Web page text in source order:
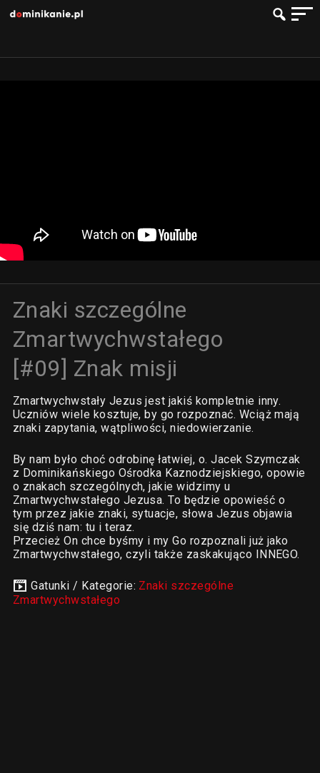
Znaki szczególne
Zmartwychwstałego
[#09] Znak misji
Zmartwychwstały Jezus jest jakiś kompletnie inny.
Uczniów wiele kosztuje, by go rozpoznać. Wciąż mają
znaki zapytania, wątpliwości, niedowierzanie.
By nam było choć odrobinę łatwiej, o. Jacek Szymczak
z Dominikańskiego Ośrodka Kaznodziejskiego, opowie
o znakach szczególnych, jakie widzimy u
Zmartwychwstałego Jezusa. To będzie opowieść o
tym przez jakie znaki, sytuacje, słowa Jezus objawia
się dziś nam: tu i teraz.
Przecież On chce byśmy i my Go rozpoznali już jako
Zmartwychwstałego, czyli także zaskakująco INNEGO.
Gatunki / Kategorie: Znaki szczególne
Zmartwychwstałego